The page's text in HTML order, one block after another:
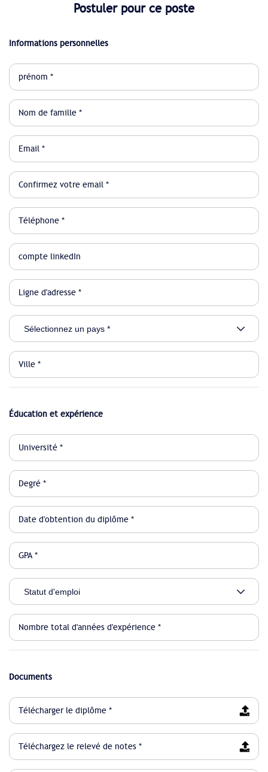
Postuler pour ce poste
Informations personnelles
Éducation et expérience
Documents
Télécharger le diplôme *
Téléchargez le relevé de notes *